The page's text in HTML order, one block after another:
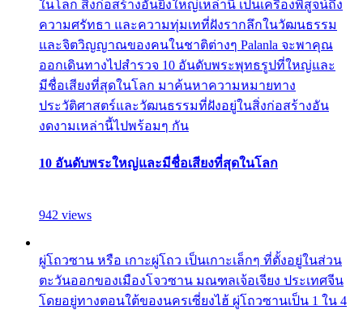
ในโลก สิ่งก่อสร้างอันยิ่งใหญ่เหล่านี้ เป็นเครื่องพิสูจน์ถึง
ความศรัทธา และความทุ่มเทที่ฝังรากลึกในวัฒนธรรม
และจิตวิญญาณของคนในชาติต่างๆ Palanla จะพาคุณ
ออกเดินทางไปสำรวจ 10 อันดับพระพุทธรูปที่ใหญ่และ
มีชื่อเสียงที่สุดในโลก มาค้นหาความหมายทาง
ประวัติศาสตร์และวัฒนธรรมที่ฝังอยู่ในสิ่งก่อสร้างอัน
งดงามเหล่านี้ไปพร้อมๆ กัน
10 อันดับพระใหญ่และมีชื่อเสียงที่สุดในโลก
942 views
ผู่โถวซาน หรือ เกาะผู่โถว เป็นเกาะเล็กๆ ที่ตั้งอยู่ในส่วน
ตะวันออกของเมืองโจวซาน มณฑลเจ้อเจียง ประเทศจีน
โดยอยู่ทางตอนใต้ของนครเซี่ยงไฮ้ ผู่โถวซานเป็น 1 ใน 4